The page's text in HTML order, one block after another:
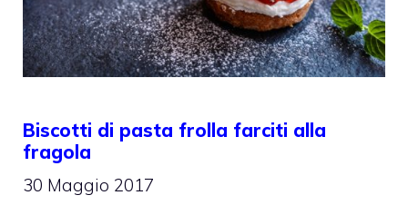
Biscotti di pasta frolla farciti alla
fragola
30 Maggio 2017